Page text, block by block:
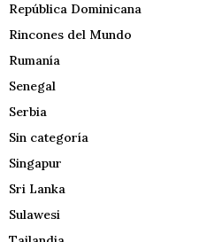
República Dominicana
Rincones del Mundo
Rumanía
Senegal
Serbia
Sin categoría
Singapur
Sri Lanka
Sulawesi